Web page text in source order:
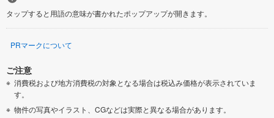
タップすると用語の意味が書かれたポップアップが開きます。
PRマークについて
ご注意
消費税および地方消費税の対象となる場合は税込み価格が表示されていま
す。
物件の写真やイラスト、CGなどは実際と異なる場合があります。